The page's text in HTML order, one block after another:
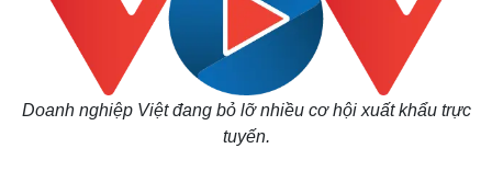
Doanh nghiệp Việt đang bỏ lỡ nhiều cơ hội xuất khẩu trực
tuyến.